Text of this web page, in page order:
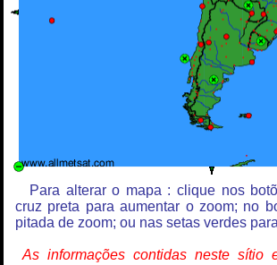
Para alterar o mapa : clique nos
cruz preta para aumentar o zoom; no
pitada de zoom; ou nas setas verdes
As informações contidas neste sítio